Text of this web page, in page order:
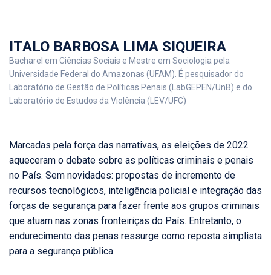
ITALO BARBOSA LIMA SIQUEIRA
Bacharel em Ciências Sociais e Mestre em Sociologia pela
Universidade Federal do Amazonas (UFAM). É pesquisador do
Laboratório de Gestão de Políticas Penais (LabGEPEN/UnB) e do
Laboratório de Estudos da Violência (LEV/UFC)
Marcadas pela força das narrativas, as eleições de 2022
aqueceram o debate sobre as políticas criminais e penais
no País. Sem novidades: propostas de incremento de
recursos tecnológicos, inteligência policial e integração das
forças de segurança para fazer frente aos grupos criminais
que atuam nas zonas fronteiriças do País. Entretanto, o
endurecimento das penas ressurge como reposta simplista
para a segurança pública.